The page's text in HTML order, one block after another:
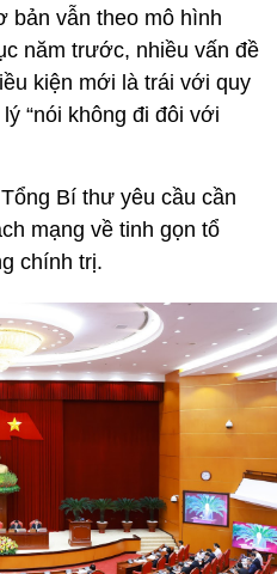
bản vẫn theo mô hình
năm trước, nhiều vấn đề
kiện mới là trái với quy
“nói không đi đôi với
Bí thư yêu cầu cần
mạng về tinh gọn tổ
chính trị.